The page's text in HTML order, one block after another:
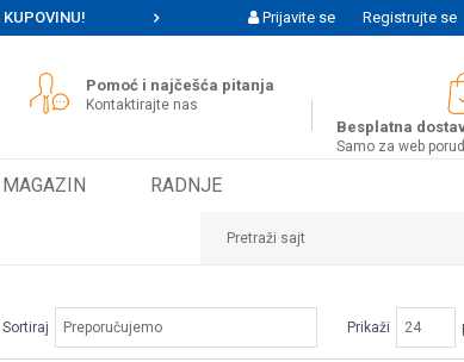
MOGUĆNOST BESPLATNE ISPORUKE ZA
Prijavite se Registrujte se
Pomoć i najčešća pitanja
Kontaktirajte nas
Besplatna
Samo za web
MAGAZIN RADNJE
Pretraži sajt
Sortiraj Prikaži